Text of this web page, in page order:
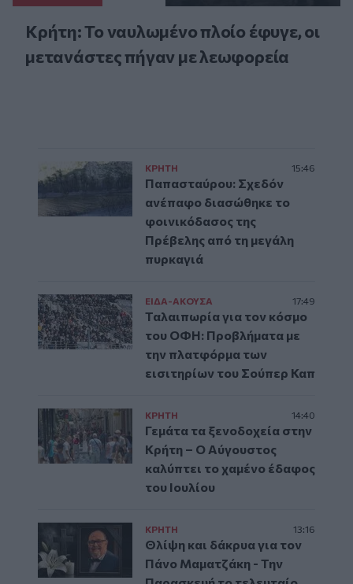
Κρήτη: Το ναυλωμένο πλοίο έφυγε, οι
μετανάστες πήγαν με λεωφορεία
ΚΡΗΤΗ 15:46
Παπασταύρου: Σχεδόν
ανέπαφο διασώθηκε το
φοινικόδασος της
Πρέβελης από τη μεγάλη
πυρκαγιά
ΕΙΔΑ-ΑΚΟΥΣΑ 17:49
Ταλαιπωρία για τον κόσμο
του ΟΦΗ: Προβλήματα με
την πλατφόρμα των
εισιτηρίων του Σούπερ Καπ
ΚΡΗΤΗ 14:40
Γεμάτα τα ξενοδοχεία στην
Κρήτη – Ο Αύγουστος
καλύπτει το χαμένο έδαφος
του Ιουλίου
ΚΡΗΤΗ 13:16
Θλίψη και δάκρυα για τον
Πάνο Μαματζάκη - Την